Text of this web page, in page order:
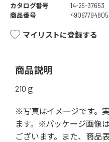
カタログ番号
14-25-37653
商品番号
マイリストに登録する
商品説明
210ｇ
※写真はイメージです。
ます。※パッケージ画像
ございます。また、商品